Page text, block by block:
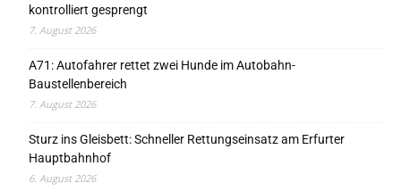
kontrolliert gesprengt
7. August 2026
A71: Autofahrer rettet zwei Hunde im Autobahn-
Baustellenbereich
7. August 2026
Sturz ins Gleisbett: Schneller Rettungseinsatz am Erfurter
Hauptbahnhof
6. August 2026